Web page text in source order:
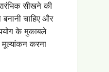
सीखने की
चाहिए और
के मुकाबले
मूल्यांकन करना